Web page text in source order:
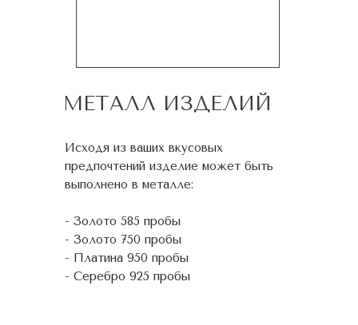
МЕТАЛЛ ИЗДЕЛИЙ
Исходя из ваших вкусовых
предпочтений изделие может быть
выполнено в металле:
- Золото 585 пробы
- Золото 750 пробы
- Платина 950 пробы
- Серебро 925 пробы